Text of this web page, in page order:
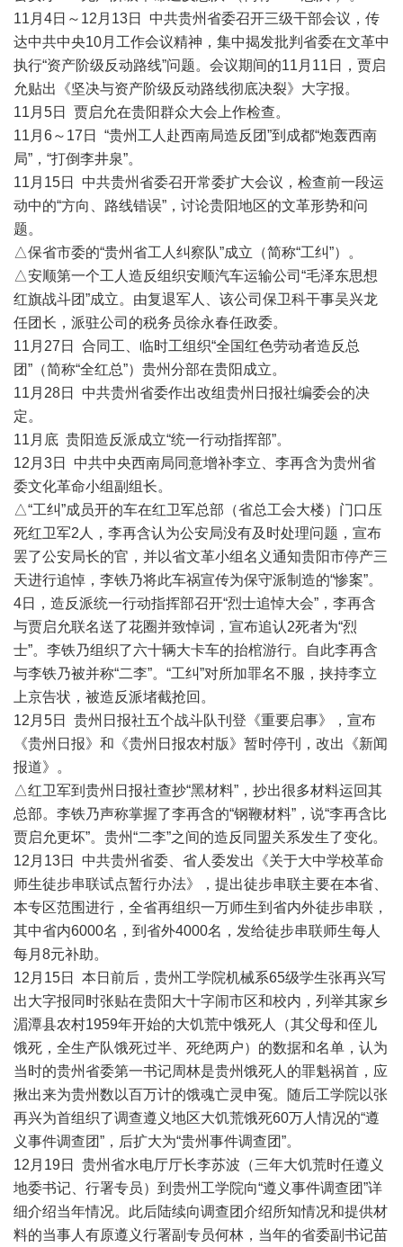
11月4日～12月13日 中共贵州省委召开三级干部会议，传
达中共中央10月工作会议精神，集中揭发批判省委在文革中
执行“资产阶级反动路线”问题。会议期间的11月11日，贾启
允贴出《坚决与资产阶级反动路线彻底决裂》大字报。
11月5日 贾启允在贵阳群众大会上作检查。
11月6～17日 “贵州工人赴西南局造反团”到成都“炮轰西南
局”，“打倒李井泉”。
11月15日 中共贵州省委召开常委扩大会议，检查前一段运
动中的“方向、路线错误”，讨论贵阳地区的文革形势和问
题。
△保省市委的“贵州省工人纠察队”成立（简称“工纠”）。
△安顺第一个工人造反组织安顺汽车运输公司“毛泽东思想
红旗战斗团”成立。由复退军人、该公司保卫科干事吴兴龙
任团长，派驻公司的税务员徐永春任政委。
11月27日 合同工、临时工组织“全国红色劳动者造反总
团”（简称“全红总”）贵州分部在贵阳成立。
11月28日 中共贵州省委作出改组贵州日报社编委会的决
定。
11月底 贵阳造反派成立“统一行动指挥部”。
12月3日 中共中央西南局同意增补李立、李再含为贵州省
委文化革命小组副组长。
△“工纠”成员开的车在红卫军总部（省总工会大楼）门口压
死红卫军2人，李再含认为公安局没有及时处理问题，宣布
罢了公安局长的官，并以省文革小组名义通知贵阳市停产三
天进行追悼，李铁乃将此车祸宣传为保守派制造的“惨案”。
4日，造反派统一行动指挥部召开“烈士追悼大会”，李再含
与贾启允联名送了花圈并致悼词，宣布追认2死者为“烈
士”。李铁乃组织了六十辆大卡车的抬棺游行。自此李再含
与李铁乃被并称“二李”。“工纠”对所加罪名不服，挟持李立
上京告状，被造反派堵截抢回。
12月5日 贵州日报社五个战斗队刊登《重要启事》，宣布
《贵州日报》和《贵州日报农村版》暂时停刊，改出《新闻
报道》。
△红卫军到贵州日报社查抄“黑材料”，抄出很多材料运回其
总部。李铁乃声称掌握了李再含的“钢鞭材料”，说“李再含比
贾启允更坏”。贵州“二李”之间的造反同盟关系发生了变化。
12月13日 中共贵州省委、省人委发出《关于大中学校革命
师生徒步串联试点暂行办法》，提出徒步串联主要在本省、
本专区范围进行，全省再组织一万师生到省内外徒步串联，
其中省内6000名，到省外4000名，发给徒步串联师生每人
每月8元补助。
12月15日 本日前后，贵州工学院机械系65级学生张再兴写
出大字报同时张贴在贵阳大十字闹市区和校内，列举其家乡
湄潭县农村1959年开始的大饥荒中饿死人（其父母和侄儿
饿死，全生产队饿死过半、死绝两户）的数据和名单，认为
当时的贵州省委第一书记周林是贵州饿死人的罪魁祸首，应
揪出来为贵州数以百万计的饿魂亡灵申冤。随后工学院以张
再兴为首组织了调查遵义地区大饥荒饿死60万人情况的“遵
义事件调查团”，后扩大为“贵州事件调查团”。
12月19日 贵州省水电厅厅长李苏波（三年大饥荒时任遵义
地委书记、行署专员）到贵州工学院向“遵义事件调查团”详
细介绍当年情况。此后陆续向调查团介绍所知情况和提供材
料的当事人有原遵义行署副专员何林，当年的省委副书记苗